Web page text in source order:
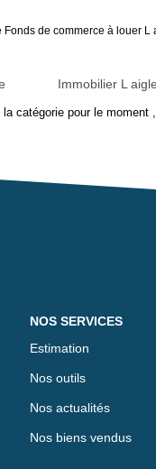
de commerce à louer
Immobilier L aigle
catégorie pour le
NOS SERVICES
Estimation
Nos outils
Nos actualités
Nos biens vendus